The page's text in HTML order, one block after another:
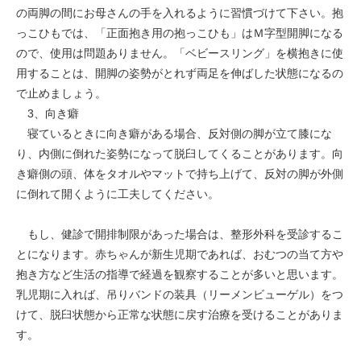
の両脚の間にお母さんの手を入れるように習慣づけて下さい。抱
っこひもでは、「正面抱き用の抱っこひも」はＭ字型開脚になる
ので、使用は問題ありません。「ベビースリング」を横抱きに使
用することは、開脚の姿勢がとれず両足を伸ばした状態になるの
で止めましょう。
3、向き癖
寝ているときに向き癖がある場合、反対側の脚が立て膝にな
り、内側に倒れた姿勢になって脱臼してくることがあります。向
き癖側の頭、体をタオルやマットで持ち上げて、反対の脚が外側
に倒れて開くように工夫してください。
もし、健診で開排制限があった場合は、整形外科を受診するこ
とになります。赤ちゃんが新生児期であれば、おむつの当て方や
抱き方など生活の指導で経過を観察することが多いと思います。
乳児期に入れば、吊りバンドの装具（リーメンビューゲル）をつ
けて、脱臼状態から正常な状態に戻す治療を受けることがありま
す。